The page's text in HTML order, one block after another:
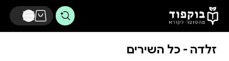
דלג לתוכן הראשי
זלדה - כל השירים